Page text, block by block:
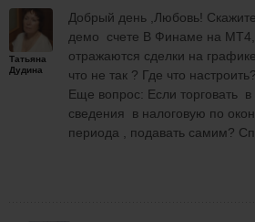
Татьяна
Дудина
Добрый день ,Любовь!
демо счете В Финаме на
отражаются сделки на
что не так ? Где что настроить?
Еще вопрос: Если торговать
сведения в налоговую по
периода , подавать самим?